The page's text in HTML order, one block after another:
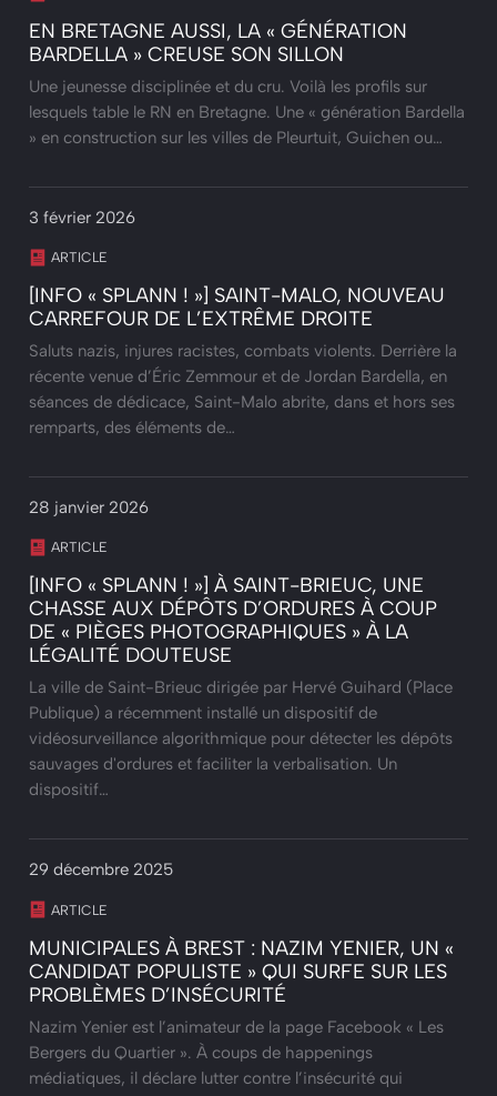
EN BRETAGNE AUSSI, LA « GÉNÉRATION
BARDELLA » CREUSE SON SILLON
Une jeunesse disciplinée et du cru. Voilà les profils sur
lesquels table le RN en Bretagne. Une « génération Bardella
» en construction sur les villes de Pleurtuit, Guichen ou…
3 février 2026
ARTICLE
[INFO « SPLANN ! »] SAINT-MALO, NOUVEAU
CARREFOUR DE L’EXTRÊME DROITE
Saluts nazis, injures racistes, combats violents. Derrière la
récente venue d’Éric Zemmour et de Jordan Bardella, en
séances de dédicace, Saint-Malo abrite, dans et hors ses
remparts, des éléments de…
28 janvier 2026
ARTICLE
[INFO « SPLANN ! »] À SAINT-BRIEUC, UNE
CHASSE AUX DÉPÔTS D’ORDURES À COUP
DE « PIÈGES PHOTOGRAPHIQUES » À LA
LÉGALITÉ DOUTEUSE
La ville de Saint-Brieuc dirigée par Hervé Guihard (Place
Publique) a récemment installé un dispositif de
vidéosurveillance algorithmique pour détecter les dépôts
sauvages d'ordures et faciliter la verbalisation. Un
dispositif…
29 décembre 2025
ARTICLE
MUNICIPALES À BREST : NAZIM YENIER, UN «
CANDIDAT POPULISTE » QUI SURFE SUR LES
PROBLÈMES D’INSÉCURITÉ
Nazim Yenier est l’animateur de la page Facebook « Les
Bergers du Quartier ». À coups de happenings
médiatiques, il déclare lutter contre l’insécurité qui